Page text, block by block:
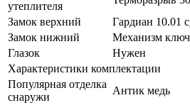
утеплителя
Замок верхний
Гардиан 10.01
Замок нижний
Механизм
Глазок
Нужен
Характеристики комплектации
Популярная отделка
снаружи
Антик медь